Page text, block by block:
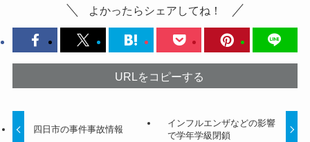
よかったらシェアしてね！
URLをコピーする
四日市の事件事故情報
インフルエンザなどの影響
で学年学級閉鎖